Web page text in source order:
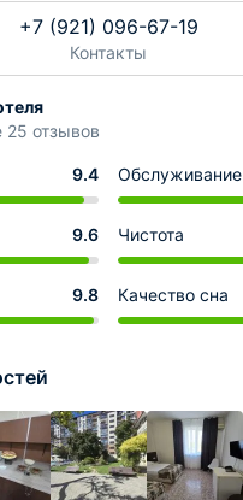
+7 (921) 096-67-19
Контакты
25 отзывов
9.4 Обслуживание
9.6 Чистота
9.8 Качество сна